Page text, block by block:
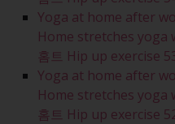
Yoga at home after
Home stretches yoga
홈트 Hip up exercise
Yoga at home after
Home stretches yoga
홈트 Hip up exercise